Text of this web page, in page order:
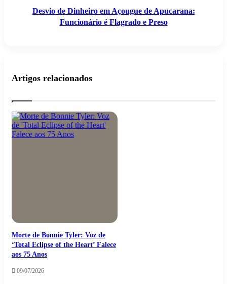
Desvio de Dinheiro em Açougue de Apucarana:
Funcionário é Flagrado e Preso
Artigos relacionados
Morte de Bonnie Tyler: Voz de
‘Total Eclipse of the Heart’ Falece
aos 75 Anos
09/07/2026